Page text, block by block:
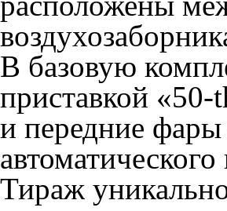
В базовую
приставкой «50-
и передние
Тираж